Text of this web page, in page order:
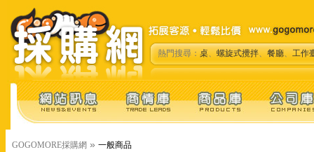
熱門搜尋：桌、螺旋式攪拌、餐廳、工作
GOGOMORE採購網 » 一般商品